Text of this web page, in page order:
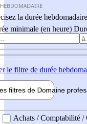
la durée
minimale (en heure)
le filtre de durée
filtres de Domaine pro
professionel
Achats / Comptabilité /